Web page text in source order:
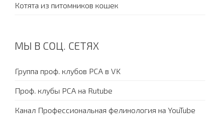
Котята из питомников кошек
МЫ В СОЦ. СЕТЯХ
Группа проф. клубов PCA в VK
Проф. клубы PCA на Rutube
Канал Профессиональная фелинология на YouTube